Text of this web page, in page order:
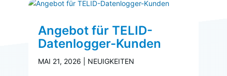
Angebot für TELID-
Datenlogger-Kunden
MAI 21, 2026 NEUIGKEITEN